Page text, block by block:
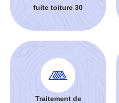
fuite toiture 30
Traitement de